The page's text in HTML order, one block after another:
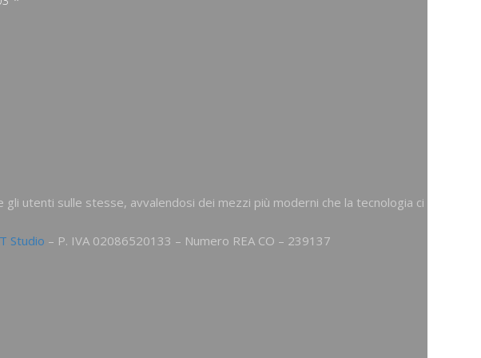
utenti sulle stesse, avvalendosi dei mezzi più moderni che la tecnologia ci
T Studio – P. IVA 02086520133 – Numero REA CO – 239137